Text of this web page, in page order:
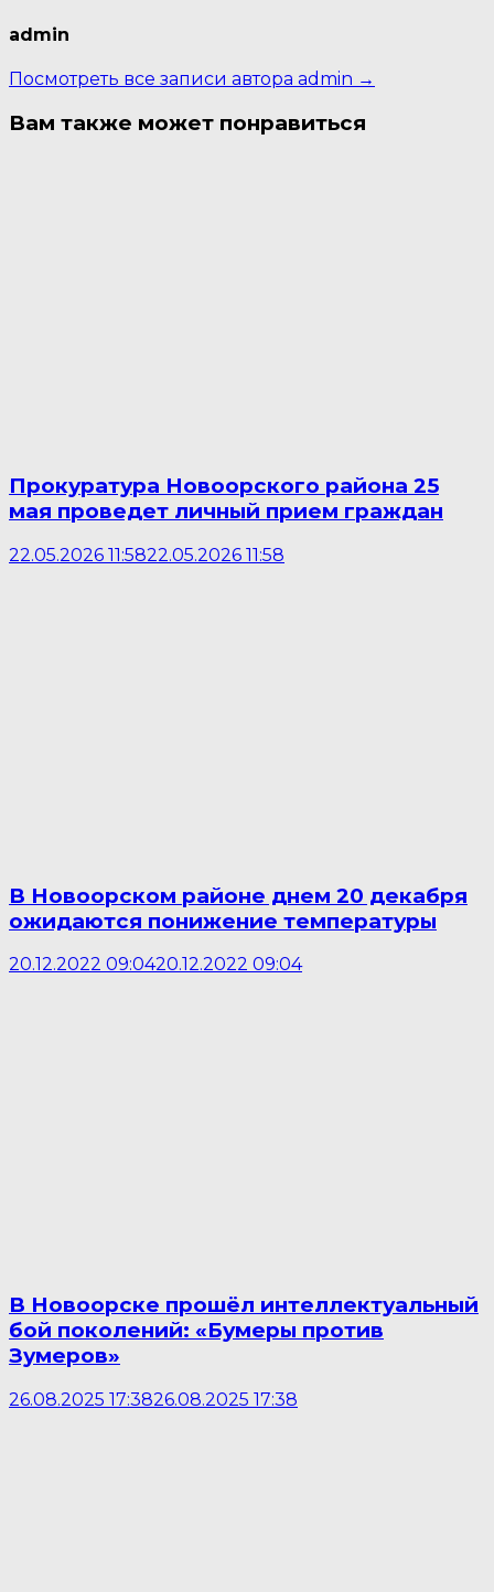
admin
Посмотреть все записи автора admin →
Вам также может понравиться
Прокуратура Новоорского района 25
мая проведет личный прием граждан
22.05.2026 11:5822.05.2026 11:58
В Новоорском районе днем 20 декабря
ожидаются понижение температуры
20.12.2022 09:0420.12.2022 09:04
В Новоорске прошёл интеллектуальный
бой поколений: «Бумеры против
Зумеров»
26.08.2025 17:3826.08.2025 17:38